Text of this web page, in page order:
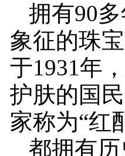
拥有90
象征的珠
于1931年
护肤的国
家称为“红
都拥有